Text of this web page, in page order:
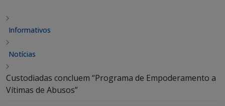
Informativos
Notícias
Custodiadas concluem “Programa de Empoderamento a
Vítimas de Abusos”